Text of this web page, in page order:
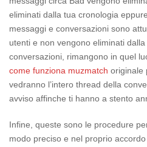
eliminati dalla tua cronologia
messaggi e conversazioni sono
utenti e non vengono eliminati
conversazioni, rimangono in quel
come funziona muzmatch originale
vedranno l’intero thread della
avviso affinche ti hanno a stento
Infine, queste sono le procedure
modo preciso e nel proprio